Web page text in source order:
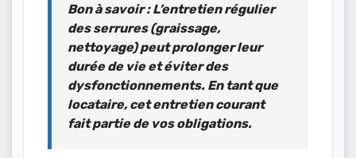
Bon à savoir: L’entretien régulier
des serrures (graissage,
nettoyage) peut prolonger leur
durée de vie et éviter des
dysfonctionnements. En tant que
locataire, cet entretien courant
fait partie de vos obligations.